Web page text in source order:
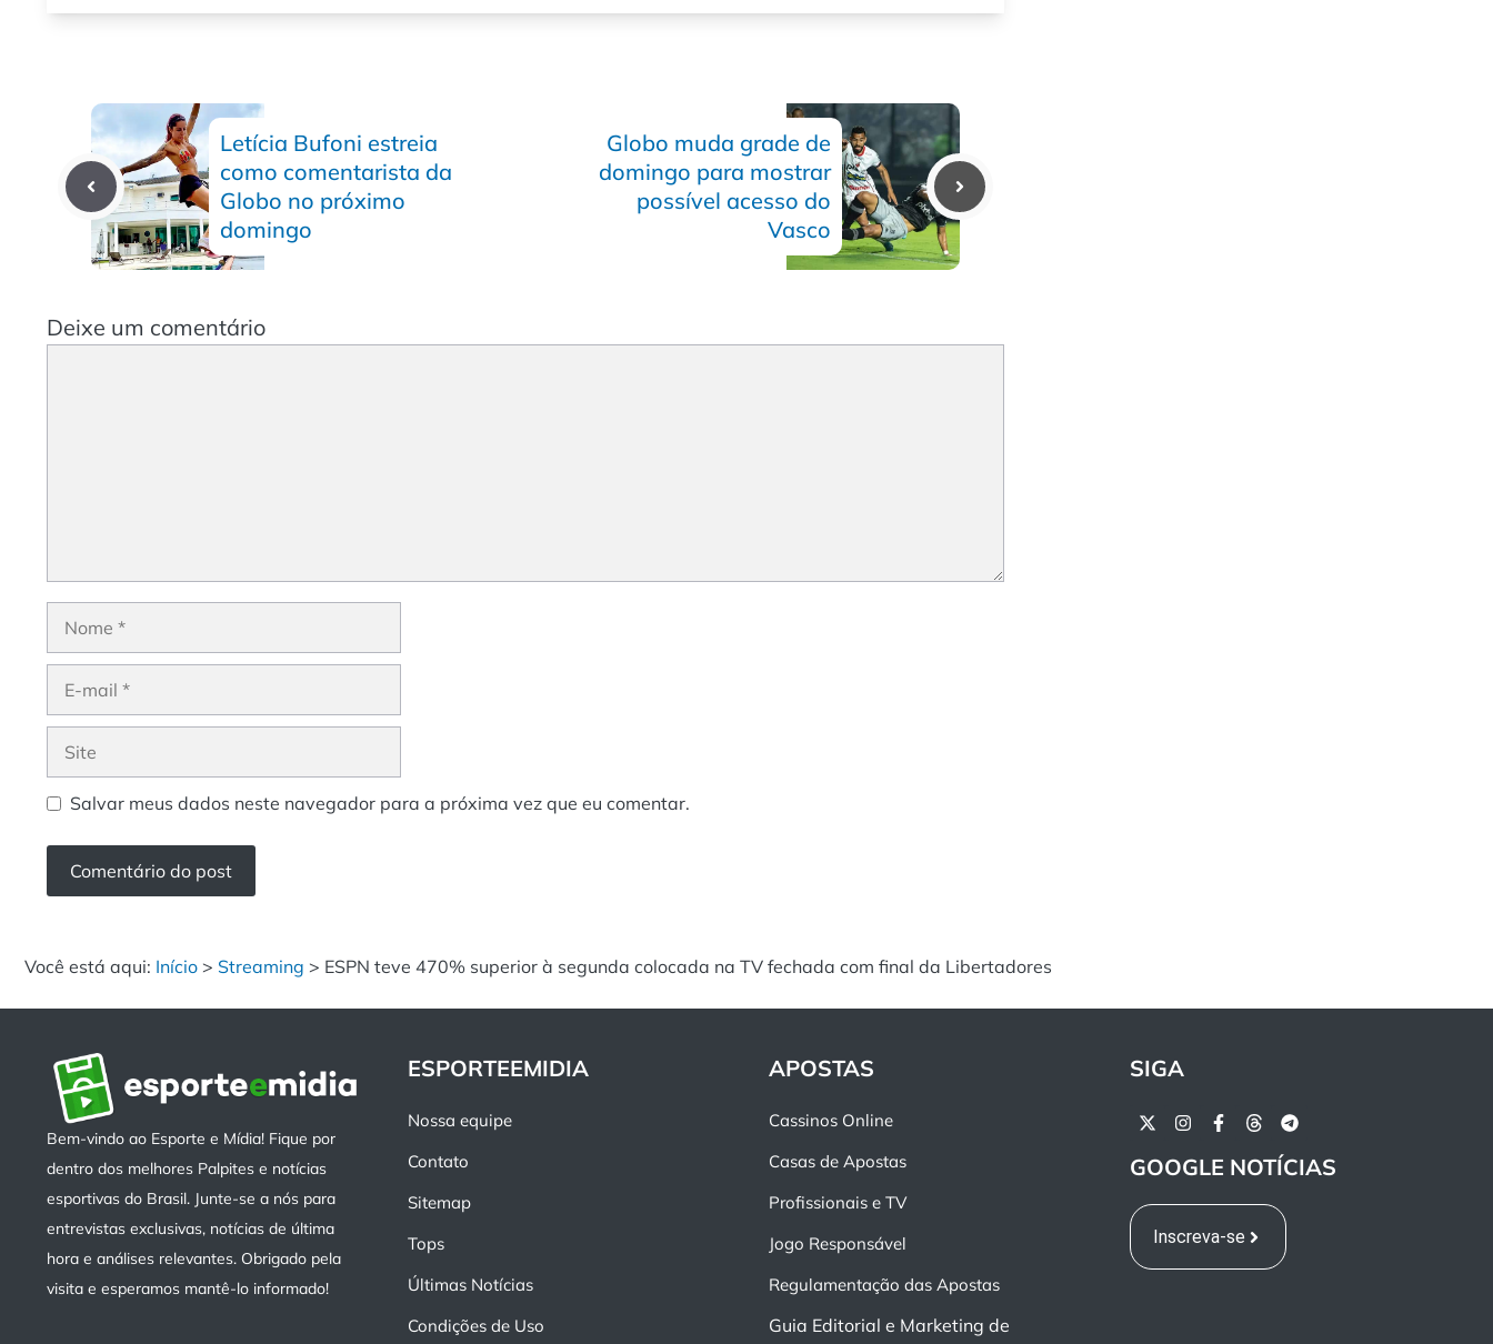
Letícia Bufoni estreia
como comentarista da
Globo no próximo
domingo
Globo muda grade de
domingo para mostrar
possível acesso do
Vasco
Deixe um comentário
Nome
Site
Salvar meus dados neste navegador para a próxima vez que eu comentar.
Você está aqui: Início > Streaming > ESPN teve 470% superior à segunda colocada na TV fechada com final da Libertadores
Bem-vindo ao Esporte e Mídia! Fique por
dentro dos melhores Palpites e notícias
esportivas do Brasil. Junte-se a nós para
entrevistas exclusivas, notícias de última
hora e análises relevantes. Obrigado pela
visita e esperamos mantê-lo informado!
ESPORTEEMIDIA
Nossa equipe
Contato
Sitemap
Tops
Últimas Notícias
Condições de Uso
APOSTAS
Cassinos Online
Casas de Apostas
Profissionais e TV
Jogo Responsável
Regulamentação das Apostas
Guia Editorial e Marketing de
SIGA
GOOGLE NOTÍCIAS
Inscreva-se